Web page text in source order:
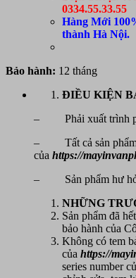
0334.55.33.55
Hàng Mới
thành Hà Nội.
Bảo hành: 12 tháng
ĐIỀU KIỆN
– Phải xuất trình
– Tất cả sản phẩm
của https://
– Sản phẩm hư
NHỮNG
Sản phẩm đã
bảo hành của
Không có tem
của https://
series number